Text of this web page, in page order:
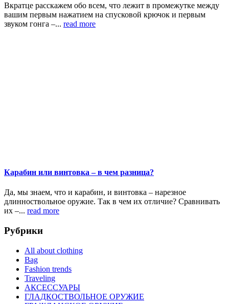
Вкратце расскажем обо всем, что лежит в промежутке между
вашим первым нажатием на спусковой крючок и первым
звуком гонга –... read more
Карабин или винтовка – в чем разница?
Да, мы знаем, что и карабин, и винтовка – нарезное
длинноствольное оружие. Так в чем их отличие? Сравнивать
их –... read more
Рубрики
All about clothing
Bag
Fashion trends
Traveling
АКСЕССУАРЫ
ГЛАДКОСТВОЛЬНОЕ ОРУЖИЕ